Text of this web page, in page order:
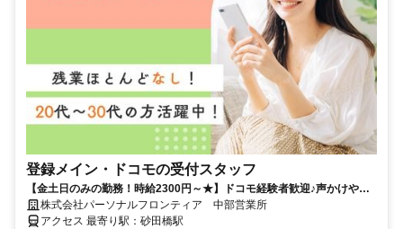
登録メイン・ドコモの受付スタッフ
【金土日のみの勤務！時給2300円～★】ドコモ経験者歓迎♪声かけやク
ロージングはナシ！
株式会社パーソナルフロンティア 中部営業所
アクセス 最寄り駅：砂田橋駅